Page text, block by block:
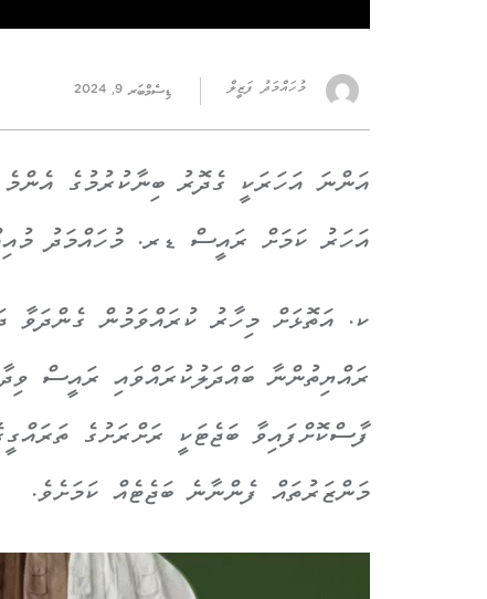
މުހައްމަދު ފަޒީލް ޑިސެމްބަރ 9, 2024
އަންނަ އަހަރަކީ ގެދޮރު ބިނާކުރުމުގެ
އަހަރު ކަމަށް ރައީސް ޑރ. މުހައްމަދު
ކ. އަތޮޅަށް މިހާރު ކުރައްވަމުން ގެންދަވާ
ރައްޔިތުންނާ ބައްދަލުކުރައްވައި ރައީސް
ފާސްކޮށްފައިވާ ބަޖެޓަކީ ރަށްރަށުގެ
މަންޒަރުތައް ފެންނާނެ ބަޖެޓެއް ކަމަށެވެ.